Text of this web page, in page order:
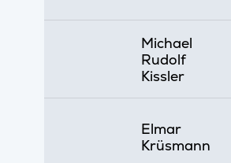
Michael
Rudolf
Kissler
Elmar
Krüsmann